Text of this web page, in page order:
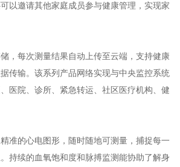
以邀请其他家庭成员参与健康管理，实现家
，每次测量结果自动上传至云端，支持健康
传输。该系列产品网络实现与中央监控系统
医院、诊所、紧急转运、社区医疗机构、健
准的心电图形，随时随地可测量，捕捉每一
持续的血氧饱和度和脉搏监测能协助了解身